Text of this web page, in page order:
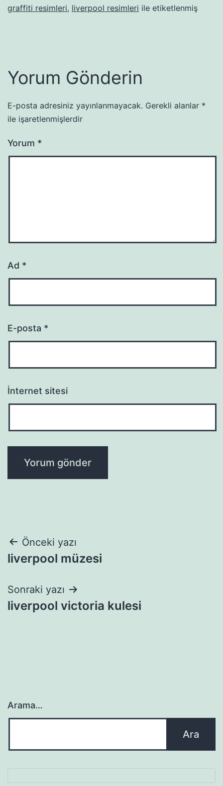
graffiti resimleri, liverpool resimleri ile etiketlenmiş
Yorum Gönderin
E-posta adresiniz yayınlanmayacak. Gerekli alanlar *
ile işaretlenmişlerdir
Yorum *
Ad *
E-posta *
İnternet sitesi
Yazı
gezinmesi
Önceki yazı
liverpool müzesi
Sonraki yazı
liverpool victoria kulesi
Arama…